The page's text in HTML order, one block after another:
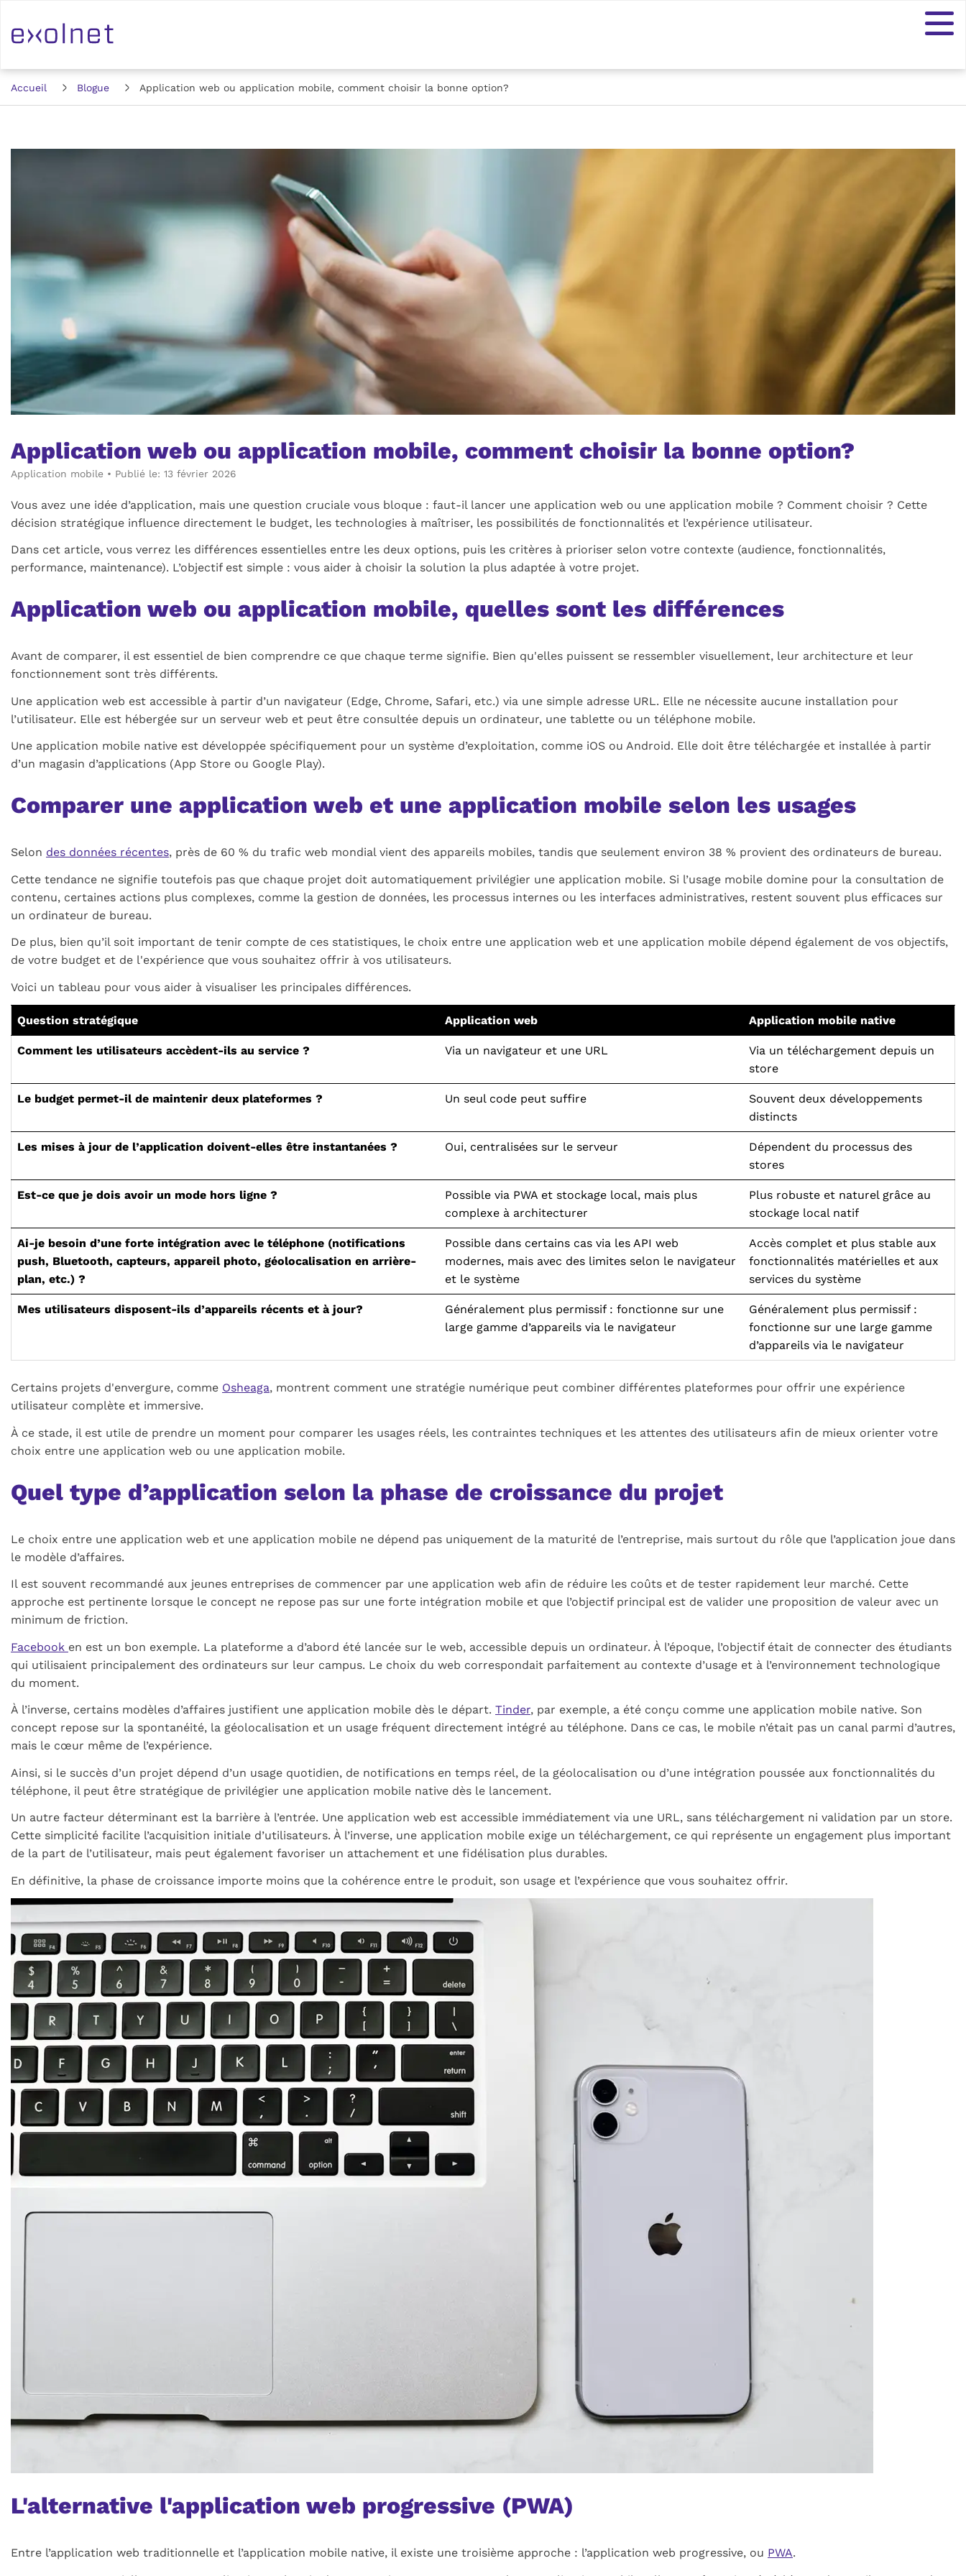
Accueil Blogue Application web ou application mobile, comment choisir la bonne option?
Application web ou application mobile, comment choisir la bonne option?
Application mobile • Publié le: 13 février 2026
Vous avez une idée d’application, mais une question cruciale vous bloque : faut-il lancer une application web ou une application mobile ? Comment choisir ? Cette
décision stratégique influence directement le budget, les technologies à maîtriser, les possibilités de fonctionnalités et l’expérience utilisateur.
Dans cet article, vous verrez les différences essentielles entre les deux options, puis les critères à prioriser selon votre contexte (audience, fonctionnalités,
performance, maintenance). L’objectif est simple : vous aider à choisir la solution la plus adaptée à votre projet.
Application web ou application mobile, quelles sont les différences
Avant de comparer, il est essentiel de bien comprendre ce que chaque terme signifie. Bien qu'elles puissent se ressembler visuellement, leur architecture et leur
fonctionnement sont très différents.
Une application web est accessible à partir d’un navigateur (Edge, Chrome, Safari, etc.) via une simple adresse URL. Elle ne nécessite aucune installation pour
l’utilisateur. Elle est hébergée sur un serveur web et peut être consultée depuis un ordinateur, une tablette ou un téléphone mobile.
Une application mobile native est développée spécifiquement pour un système d’exploitation, comme iOS ou Android. Elle doit être téléchargée et installée à partir
d’un magasin d’applications (App Store ou Google Play).
Comparer une application web et une application mobile selon les usages
Selon des données récentes, près de 60 % du trafic web mondial vient des appareils mobiles, tandis que seulement environ 38 % provient des ordinateurs de bureau.
Cette tendance ne signifie toutefois pas que chaque projet doit automatiquement privilégier une application mobile. Si l’usage mobile domine pour la consultation de
contenu, certaines actions plus complexes, comme la gestion de données, les processus internes ou les interfaces administratives, restent souvent plus efficaces sur
un ordinateur de bureau.
De plus, bien qu’il soit important de tenir compte de ces statistiques, le choix entre une application web et une application mobile dépend également de vos objectifs,
de votre budget et de l'expérience que vous souhaitez offrir à vos utilisateurs.
Voici un tableau pour vous aider à visualiser les principales différences.
Question stratégique Application web Application mobile native
Comment les utilisateurs accèdent-ils au service ? Via un navigateur et une URL
Via un téléchargement depuis un
store
Le budget permet-il de maintenir deux plateformes ? Un seul code peut suffire
Souvent deux développements
distincts
Les mises à jour de l’application doivent-elles être instantanées ? Oui, centralisées sur le serveur
Dépendent du processus des
stores
Est-ce que je dois avoir un mode hors ligne ?
Possible via PWA et stockage local, mais plus
complexe à architecturer
Plus robuste et naturel grâce au
stockage local natif
Ai-je besoin d’une forte intégration avec le téléphone (notifications
push, Bluetooth, capteurs, appareil photo, géolocalisation en arrière-
plan, etc.) ?
Possible dans certains cas via les API web
modernes, mais avec des limites selon le navigateur
et le système
Accès complet et plus stable aux
fonctionnalités matérielles et aux
services du système
Mes utilisateurs disposent-ils d’appareils récents et à jour?
Généralement plus permissif : fonctionne sur une
large gamme d’appareils via le navigateur
Généralement plus permissif :
fonctionne sur une large gamme
d’appareils via le navigateur
Certains projets d'envergure, comme Osheaga, montrent comment une stratégie numérique peut combiner différentes plateformes pour offrir une expérience
utilisateur complète et immersive.
À ce stade, il est utile de prendre un moment pour comparer les usages réels, les contraintes techniques et les attentes des utilisateurs afin de mieux orienter votre
choix entre une application web ou une application mobile.
Quel type d’application selon la phase de croissance du projet
Le choix entre une application web et une application mobile ne dépend pas uniquement de la maturité de l’entreprise, mais surtout du rôle que l’application joue dans
le modèle d’affaires.
Il est souvent recommandé aux jeunes entreprises de commencer par une application web afin de réduire les coûts et de tester rapidement leur marché. Cette
approche est pertinente lorsque le concept ne repose pas sur une forte intégration mobile et que l’objectif principal est de valider une proposition de valeur avec un
minimum de friction.
Facebook en est un bon exemple. La plateforme a d’abord été lancée sur le web, accessible depuis un ordinateur. À l’époque, l’objectif était de connecter des étudiants
qui utilisaient principalement des ordinateurs sur leur campus. Le choix du web correspondait parfaitement au contexte d’usage et à l’environnement technologique
du moment.
À l’inverse, certains modèles d’affaires justifient une application mobile dès le départ. Tinder, par exemple, a été conçu comme une application mobile native. Son
concept repose sur la spontanéité, la géolocalisation et un usage fréquent directement intégré au téléphone. Dans ce cas, le mobile n’était pas un canal parmi d’autres,
mais le cœur même de l’expérience.
Ainsi, si le succès d’un projet dépend d’un usage quotidien, de notifications en temps réel, de la géolocalisation ou d’une intégration poussée aux fonctionnalités du
téléphone, il peut être stratégique de privilégier une application mobile native dès le lancement.
Un autre facteur déterminant est la barrière à l’entrée. Une application web est accessible immédiatement via une URL, sans téléchargement ni validation par un store.
Cette simplicité facilite l’acquisition initiale d’utilisateurs. À l’inverse, une application mobile exige un téléchargement, ce qui représente un engagement plus important
de la part de l’utilisateur, mais peut également favoriser un attachement et une fidélisation plus durables.
En définitive, la phase de croissance importe moins que la cohérence entre le produit, son usage et l’expérience que vous souhaitez offrir.
L'alternative l'application web progressive (PWA)
Entre l’application web traditionnelle et l’application mobile native, il existe une troisième approche : l’application web progressive, ou PWA.